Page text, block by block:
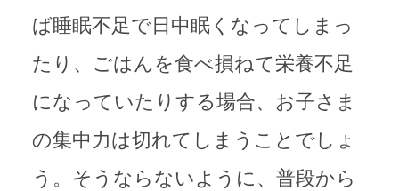
ば睡眠不足で日中眠くなってしまっ
たり、ごはんを食べ損ねて栄養不足
になっていたりする場合、お子さま
の集中力は切れてしまうことでしょ
う。そうならないように、普段から